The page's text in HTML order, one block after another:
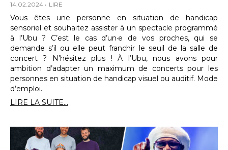
14.02.2024 LIRE
Vous êtes une personne en situation de handicap
sensoriel et souhaitez assister à un spectacle programmé
à l’Ubu ? C’est le cas d’un·e de vos proches, qui se
demande s’il ou elle peut franchir le seuil de la salle de
concert ? N’hésitez plus ! À l’Ubu, nous avons pour
ambition d’adapter un maximum de concerts pour les
personnes en situation de handicap visuel ou auditif. Mode
d’emploi.
LIRE LA SUITE...